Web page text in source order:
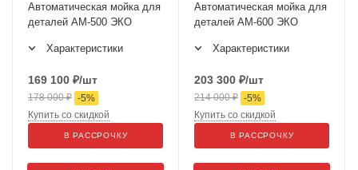
Автоматическая мойка для
деталей АМ-500 ЭКО
Характеристики
169 100 ₽/шт
178 000₽ -5%
Купить со скидкой
В РАССРОЧКУ
Автоматическая мойка для
деталей АМ-600 ЭКО
Характеристики
203 300 ₽/шт
214 000₽ -5%
Купить со скидкой
В РАССРОЧКУ